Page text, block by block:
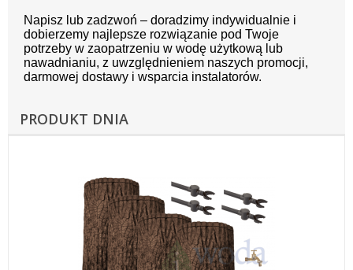
Napisz lub zadzwoń – doradzimy indywidualnie i
dobierzemy najlepsze rozwiązanie pod Twoje
potrzeby w zaopatrzeniu w wodę użytkową lub
nawadnianiu, z uwzględnieniem naszych promocji,
darmowej dostawy i wsparcia instalatorów.
PRODUKT DNIA